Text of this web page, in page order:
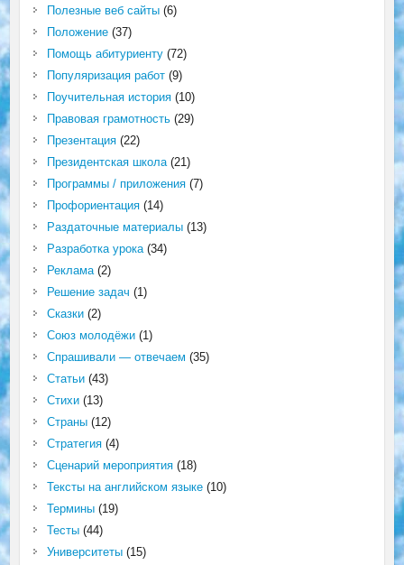
Полезные веб сайты(6)
Положение(37)
Помощь абитуриенту(72)
Популяризация работ(9)
Поучительная история(10)
Правовая грамотность(29)
Презентация(22)
Президентская школа(21)
Программы / приложения(7)
Профориентация(14)
Раздаточные материалы(13)
Разработка урока(34)
Реклама(2)
Решение задач (1)
Сказки(2)
Союз молодёжи(1)
Спрашивали — отвечаем (35)
Статьи(43)
Стихи(13)
Страны(12)
Стратегия(4)
Сценарий мероприятия(18)
Тексты на английском языке(10)
Термины(19)
Тесты(44)
Университеты(15)